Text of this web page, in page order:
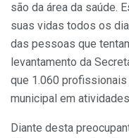
são da área da saúde.
suas vidas todos os
das pessoas que
levantamento da
que 1.060
municipal em
Diante desta